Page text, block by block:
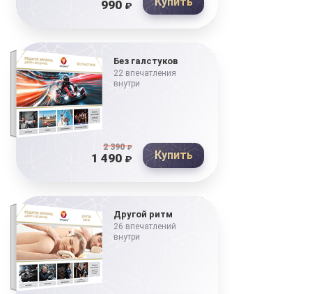
990 ₽
Без галстуков
22 впечатления
внутри
2 390₽
1 490 ₽ Купить
Другой ритм
26 впечатлений
внутри